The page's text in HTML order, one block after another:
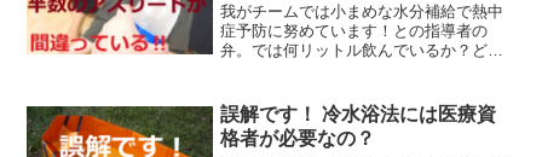
我がチームでは小まめな水分補給で熱中
症予防に努めています！との指導者の
弁。では何リットル飲んでいるか？どん
防に努めてるとは言えません
誤解です！ 冷水浴法には医療資
格者が必要なの？